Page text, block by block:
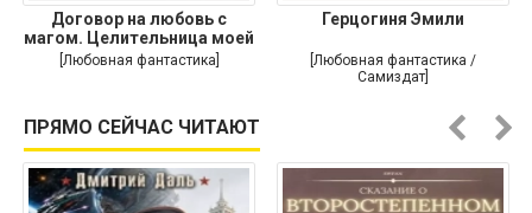
Договор на любовь с
магом. Целительница моей
души
[Любовная фантастика]
Герцогиня Эмили
[Любовная фантастика /
Самиздат]
ПРЯМО СЕЙЧАС ЧИТАЮТ